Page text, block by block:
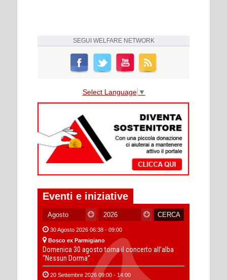
SEGUI WELFARE NETWORK
Select Language ▼
Eventi e iniziative
30 Agosto 2026 06:38 - 09:00
Bosco ex Parmigiano
Domenica 30 agosto torna il concerto all’alba
“Nessun Dorma”
20 Settembre 2026 09:00 - 14:00